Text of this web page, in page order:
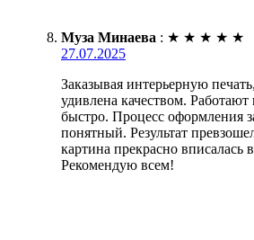
Муза Минаева : ★ ★ ★ ★ ★
27.07.2025
Заказывая интерьерную
удивлена качеством.
быстро. Процесс оформления
понятный. Результат
картина прекрасно вписалась
Рекомендую всем!